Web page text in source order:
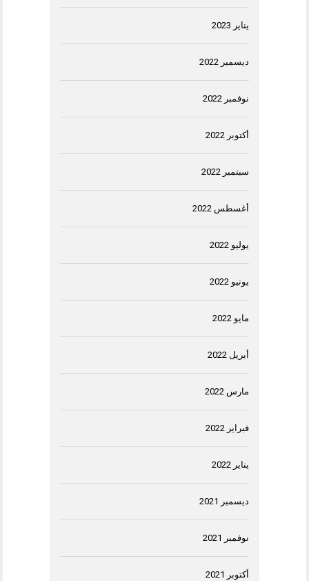
يناير 2023
ديسمبر 2022
نوفمبر 2022
أكتوبر 2022
سبتمبر 2022
أغسطس 2022
يوليو 2022
يونيو 2022
مايو 2022
أبريل 2022
مارس 2022
فبراير 2022
يناير 2022
ديسمبر 2021
نوفمبر 2021
أكتوبر 2021